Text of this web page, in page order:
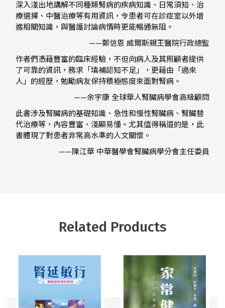
深入淺出地講解不同種類腎病的疾病知識、日常須知、治
療選擇、中醫治療等有用資訊，令患者可在診症室以外增
進相關知識，與醫護討論病情時更能暢通無阻。
——鄭信恩 威爾斯親王醫院行政總監
作者們憑藉豐富的臨床經驗，不但向病人及其照顧者提供
了可靠的資訊，務求「填補認知不足」，更藉由「過來
人」的經歷，勉勵病友保持積極態度來面對腎病。
——余宇康 全球華人腎臟病學會高級顧問
此書涉及腎臟病的基礎知識、急性和慢性腎臟病、腎臟替
代治療等，內容豐富、淺顯易懂。尤其值得稱道的是，此
書體現了對患者非常高水準的人文關懷。
——陳江華 中華醫學會腎臟病學分會主任委員
Related Products